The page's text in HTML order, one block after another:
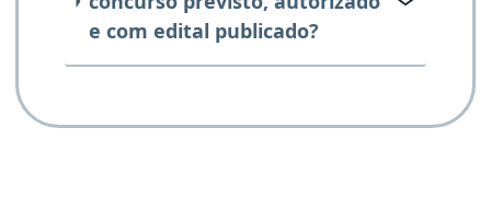
e com edital publicado?